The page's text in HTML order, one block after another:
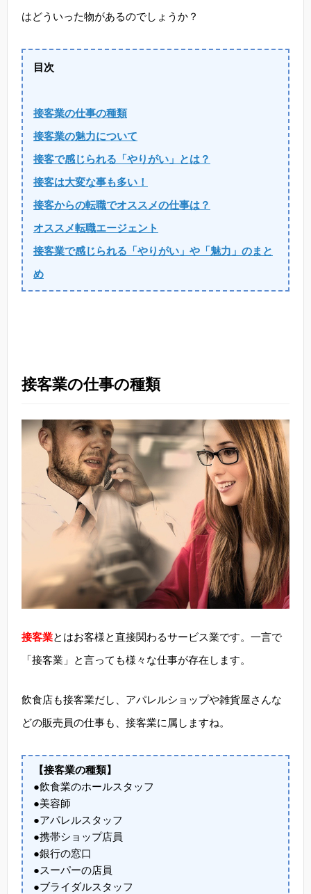
はどういった物があるのでしょうか？
目次
接客業の仕事の種類
接客業の魅力について
接客で感じられる「やりがい」とは？
接客は大変な事も多い！
接客からの転職でオススメの仕事は？
オススメ転職エージェント
接客業で感じられる「やりがい」や「魅力」のまと
め
接客業の仕事の種類
接客業とはお客様と直接関わるサービス業です。一言で
「接客業」と言っても様々な仕事が存在します。
飲食店も接客業だし、アパレルショップや雑貨屋さんな
どの販売員の仕事も、接客業に属しますね。
【接客業の種類】
●飲食業のホールスタッフ
●美容師
●アパレルスタッフ
●携帯ショップ店員
●銀行の窓口
●スーパーの店員
●ブライダルスタッフ